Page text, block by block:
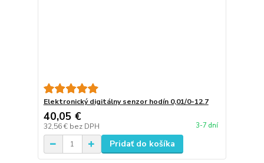
Elektronický digitálny senzor hodín 0,01/0-12.7
40,05 €
32,56 € bez DPH 3-7 dní
Pridať do košíka